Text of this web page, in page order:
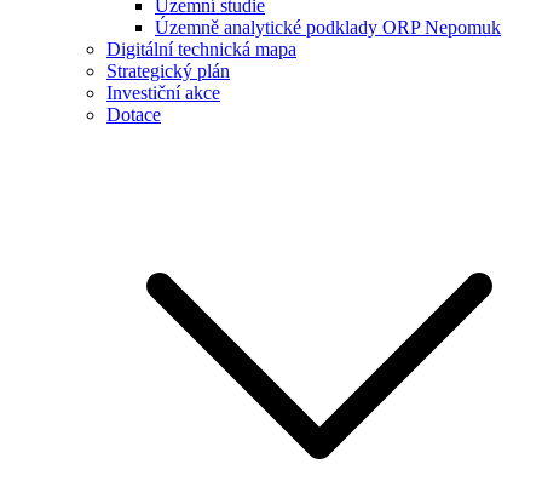
Územní studie
Územně analytické podklady ORP Nepomuk
Digitální technická mapa
Strategický plán
Investiční akce
Dotace